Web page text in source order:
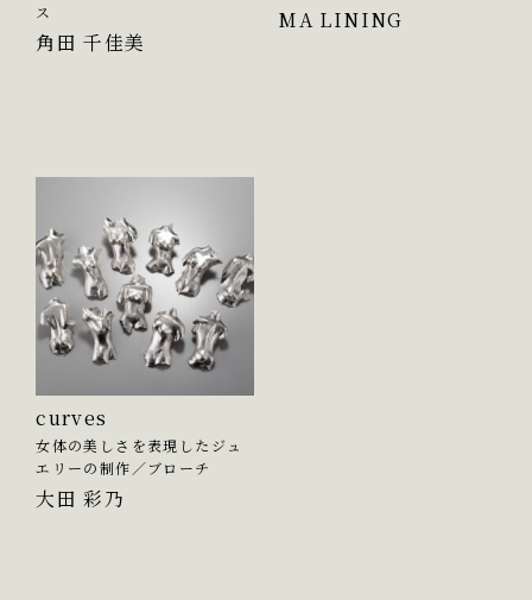
ス
角田 千佳美
MA LINING
curves
女体の美しさを表現したジュ
エリーの制作／ブローチ
大田 彩乃